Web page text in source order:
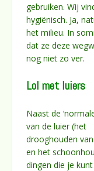
gebruiken. Wij
hygiënisch. Ja,
het milieu. In
dat ze deze
nog niet zo ver.
Lol met luiers
Naast de
van de luier (het
drooghouden
en het
dingen die je